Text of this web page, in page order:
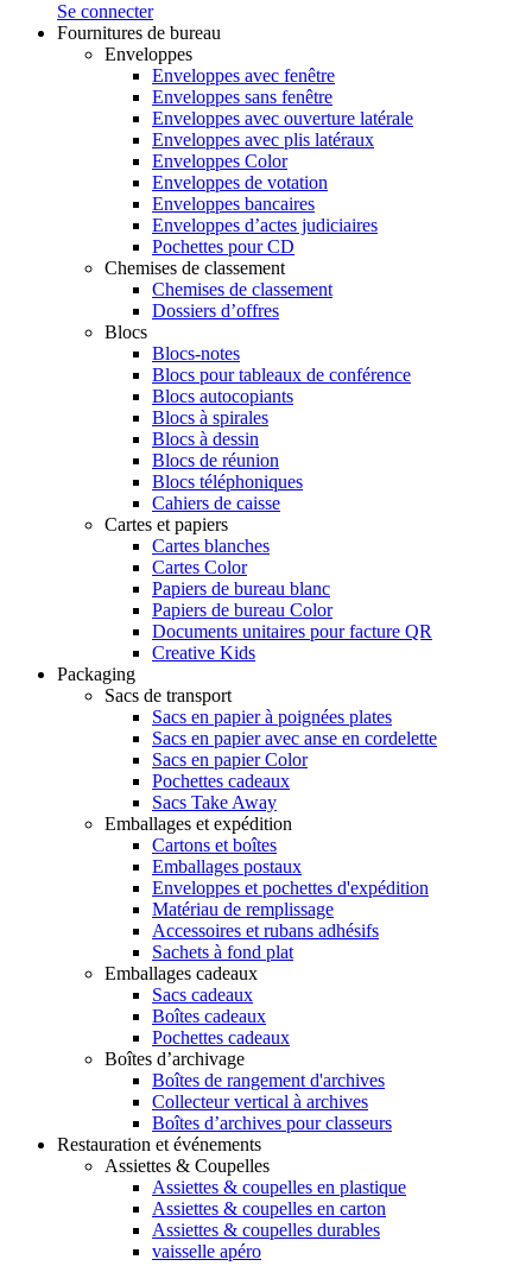
Se connecter
Fournitures de bureau
Enveloppes
Enveloppes avec fenêtre
Enveloppes sans fenêtre
Enveloppes avec ouverture latérale
Enveloppes avec plis latéraux
Enveloppes Color
Enveloppes de votation
Enveloppes bancaires
Enveloppes d’actes judiciaires
Pochettes pour CD
Chemises de classement
Chemises de classement
Dossiers d’offres
Blocs
Blocs-notes
Blocs pour tableaux de conférence
Blocs autocopiants
Blocs à spirales
Blocs à dessin
Blocs de réunion
Blocs téléphoniques
Cahiers de caisse
Cartes et papiers
Cartes blanches
Cartes Color
Papiers de bureau blanc
Papiers de bureau Color
Documents unitaires pour facture QR
Creative Kids
Packaging
Sacs de transport
Sacs en papier à poignées plates
Sacs en papier avec anse en cordelette
Sacs en papier Color
Pochettes cadeaux
Sacs Take Away
Emballages et expédition
Cartons et boîtes
Emballages postaux
Enveloppes et pochettes d'expédition
Matériau de remplissage
Accessoires et rubans adhésifs
Sachets à fond plat
Emballages cadeaux
Sacs cadeaux
Boîtes cadeaux
Pochettes cadeaux
Boîtes d’archivage
Boîtes de rangement d'archives
Collecteur vertical à archives
Boîtes d’archives pour classeurs
Restauration et événements
Assiettes & Coupelles
Assiettes & coupelles en plastique
Assiettes & coupelles en carton
Assiettes & coupelles durables
vaisselle apéro